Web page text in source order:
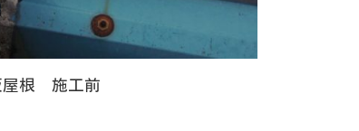
屋根 施工前